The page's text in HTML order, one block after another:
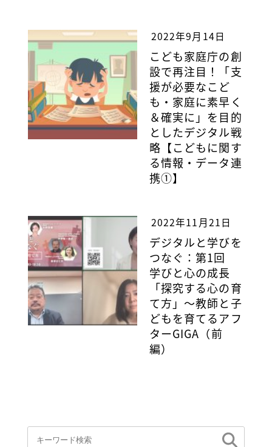
2022年9月14日
こども家庭庁の創
設で再注目！「支
援が必要なこど
も・家庭に素早く
＆確実に」を目的
としたデジタル戦
略【こどもに関す
る情報・データ連
携①】
2022年11月21日
デジタルと学びを
つなぐ：第1回
学びと心の成長
「探究する心の育
て方」～教師と子
どもを育てるアフ
ターGIGA（前
編）